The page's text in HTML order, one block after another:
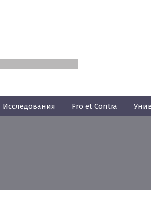
Исследования Pro et Contra